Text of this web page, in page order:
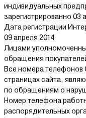
индивидуальных
зарегистрированно 03
Дата регистрации
09 апреля 2014
Лицами
обращения
Все номера
страницах сайта,
по обращениям о
Номер телефона
распорядительных